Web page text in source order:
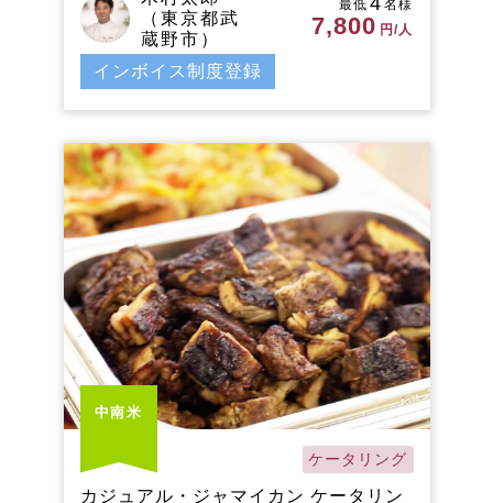
（東京都武
蔵野市）
最低 名様
7,800 円/人
インボイス制度登録
中南米
ケータリング
カジュアル・ジャマイカン ケータリン